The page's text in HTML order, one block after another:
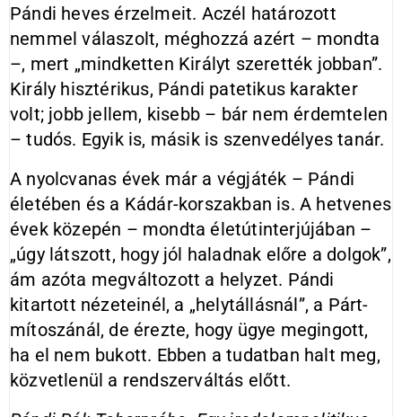
Pándi heves érzelmeit. Aczél határozott
nemmel válaszolt, méghozzá azért – mondta
–, mert „mindketten Királyt szerették jobban”.
Király hisztérikus, Pándi patetikus karakter
volt; jobb jellem, kisebb – bár nem érdemtelen
– tudós. Egyik is, másik is szenvedélyes tanár.
A nyolcvanas évek már a végjáték – Pándi
életében és a Kádár-korszakban is. A hetvenes
évek közepén – mondta életútinterjújában –
„úgy látszott, hogy jól haladnak előre a dolgok”,
ám azóta megváltozott a helyzet. Pándi
kitartott nézeteinél, a „helytállásnál”, a Párt-
mítoszánál, de érezte, hogy ügye megingott,
ha el nem bukott. Ebben a tudatban halt meg,
közvetlenül a rendszerváltás előtt.